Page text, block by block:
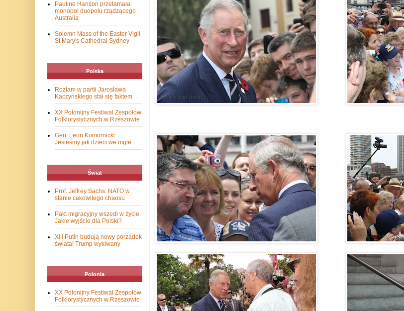
Pauline Hanson przełamała
monopol duopolu rządzącego
Australią
Solemn Mass of the Easter Vigil
St Mary's Cathedral Sydney
Polska
Rozłam w partii Jarosława
Kaczyńskiego stał się faktem
XX Polonijny Festiwal Zespołów
Folklorystycznych w Rzeszowie
Gen. Leon Komornicki:
Jesteśmy jak dzieci we mgle
Świat
Prof. Jeffrey Sachs: NATO w
stanie cakowitego chaosu
Pakt migracyjny wszedł w życie.
Jakie wyjście dla Polski?
Xi i Putin budują nowy porządek
świata! Trump wykiwany
Polonia
XX Polonijny Festiwal Zespołów
Folklorystycznych w Rzeszowie